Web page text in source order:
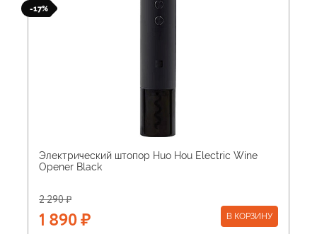
-17%
Электрический штопор Huo Hou Electric Wine
Opener Black
2 290 ₽
1 890 ₽ В КОРЗИНУ